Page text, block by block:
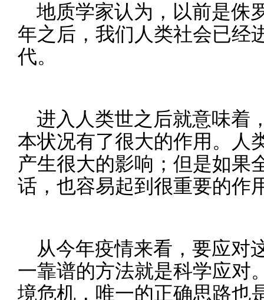
地质学家认为，以前是侏
年之后，我们人类社会已经
代。
进入人类世之后就意味着
本状况有了很大的作用。人
产生很大的影响；但是如果
话，也容易起到很重要的作
从今年疫情来看，要应对
一靠谱的方法就是科学应对
境危机，唯一的正确思路也